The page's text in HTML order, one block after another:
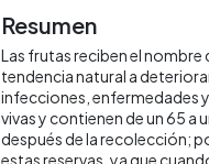
Resumen
Las frutas reciben el
tendencia natural a
infecciones, enfermedades
vivas y contienen de un 65 a
después de la recolección;
estas reservas, ya que